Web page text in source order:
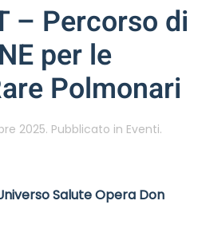
– Percorso di
per le
Polmonari
2025. Pubblicato in Eventi.
Salute Opera Don